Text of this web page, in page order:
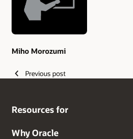
Miho Morozumi
Previous post
Resources for
Why Oracle